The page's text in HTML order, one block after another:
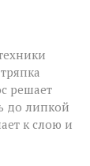
решает
до липкой
к слою и